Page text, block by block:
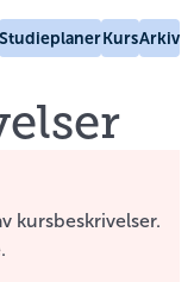
StudieplanerKursArkiv
kursbeskrivelser.